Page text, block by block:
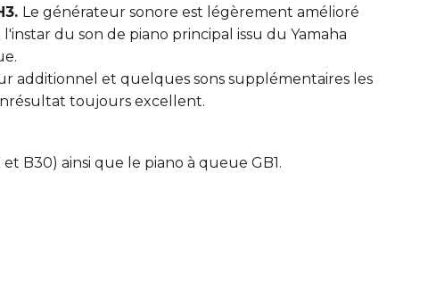
Le générateur sonore est légèrement amélioré
du son de piano principal issu du Yamaha
additionnel et quelques sons supplémentaires les
toujours excellent.
B30) ainsi que le piano à queue GB1.